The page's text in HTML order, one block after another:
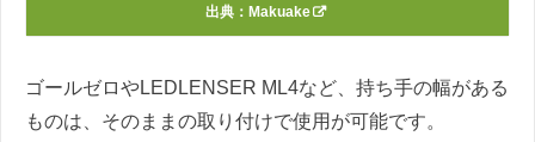
出典： Makuake
ゴールゼロやLEDLENSER ML4など、持ち手の幅がある
ものは、そのままの取り付けで使用が可能です。